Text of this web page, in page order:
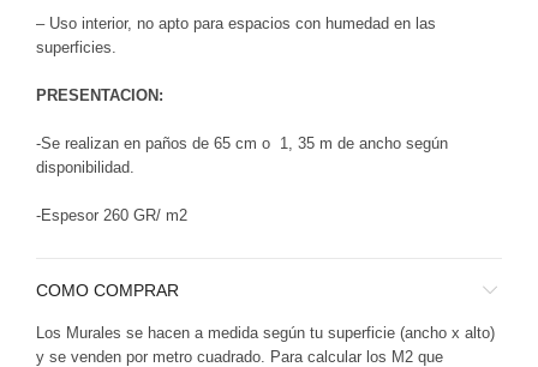
– Uso interior, no apto para espacios con humedad en las
superficies.
PRESENTACION:
-Se realizan en paños de 65 cm o 1, 35 m de ancho según
disponibilidad.
-Espesor 260 GR/ m2
COMO COMPRAR
Los Murales se hacen a medida según tu superficie (ancho x alto)
y se venden por metro cuadrado. Para calcular los M2 que